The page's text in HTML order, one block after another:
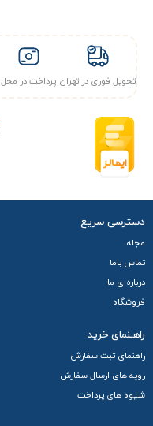
تحویل فوری در تهران پرداخت در محل
دسترسی سریع
مجله
تماس باما
درباره ی ما
فروشگاه
راهـنمای خرید
راهنمای ثبت سفارش
رویه های ارسال سفارش
شیوه های پرداخت